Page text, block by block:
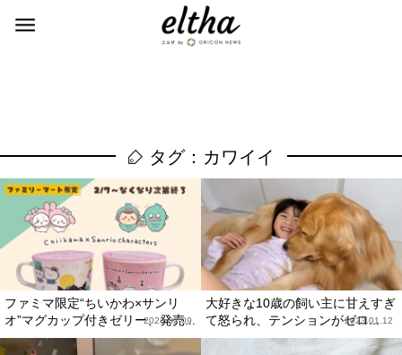
タグ：カワイイ
ファミマ限定“ちいかわ×サンリ
オ”マグカップ付きゼリー、発売...
2023.02.09
大好きな10歳の飼い主に甘えすぎ
て怒られ、テンションがゼロ...
2023.01.12